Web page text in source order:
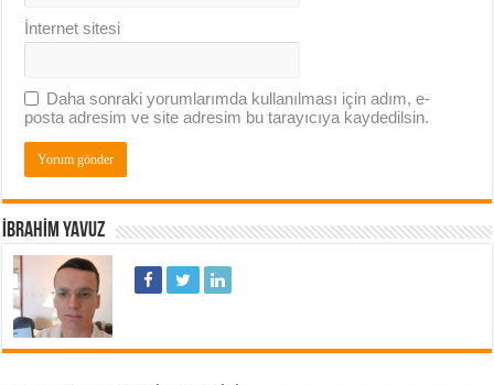
İnternet sitesi
Daha sonraki yorumlarımda kullanılması için adım, e-
posta adresim ve site adresim bu tarayıcıya kaydedilsin.
İBRAHIM YAVUZ